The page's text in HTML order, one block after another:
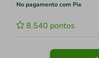
No pagamento com Pix
8.540 pontos